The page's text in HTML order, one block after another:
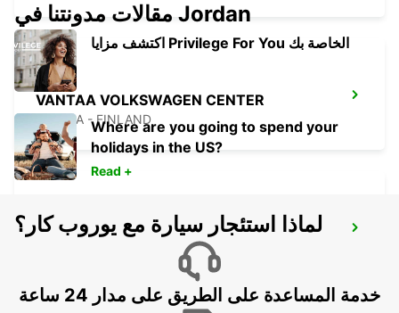
VANTAA VOLKSWAGEN CENTER
VANTAA - FINLAND
HELSINKI AIRPORT*RY*
مقالات مدونتنا في Jordan
اكتشف مزايا Privilege For You الخاصة بك
Where are you going to spend your
holidays in the US?
Read +
لماذا استئجار سيارة مع يوروب كار؟
خدمة المساعدة على الطريق على مدار 24 ساعة